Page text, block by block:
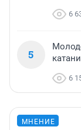
6
5
6
МНЕНИЕ